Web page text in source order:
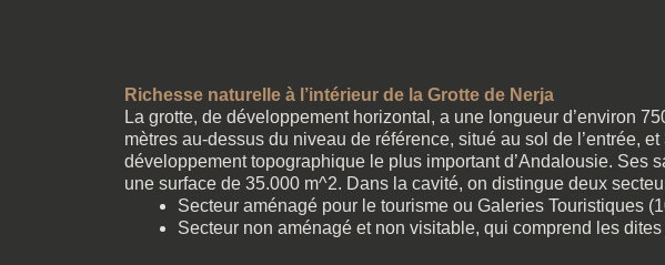
Richesse naturelle à l’intérieur de la Grotte de Nerja
La grotte, de développement horizontal, a une longueur d’environ
mètres au-dessus du niveau de référence, situé au sol de l’entrée,
développement topographique le plus important d’Andalousie. Ses
une surface de 35.000 m^2. Dans la cavité, on distingue deux
Secteur aménagé pour le tourisme ou Galeries Touristiques
Secteur non aménagé et non visitable, qui comprend les